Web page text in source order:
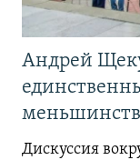
Андрей
Дискуссия